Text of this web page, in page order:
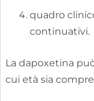
quadro
continuativi.
La dapoxetina
cui età sia